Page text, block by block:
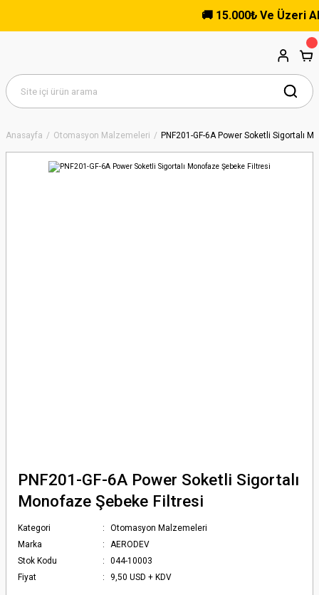
🚚 15.000₺ Ve Üzeri
Anasayfa Otomasyon Malzemeleri PNF201-GF-6A Power Soketli Sigortalı
PNF201-GF-6A Power Soketli Sigortalı
Monofaze Şebeke Filtresi
Kategori
Otomasyon Malzemeleri
Marka
AERODEV
Stok Kodu
044-10003
Fiyat
9,50 USD + KDV